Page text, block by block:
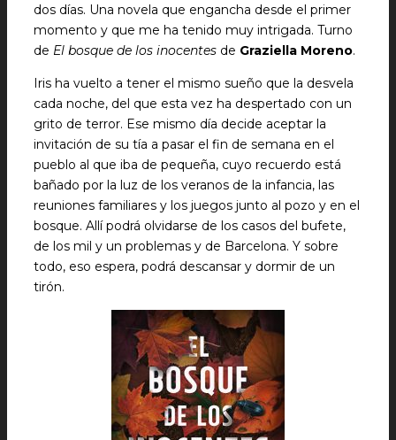
dos días. Una novela que engancha desde el primer
momento y que me ha tenido muy intrigada. Turno
de El bosque de los inocentes de Graziella Moreno.
Iris ha vuelto a tener el mismo sueño que la desvela
cada noche, del que esta vez ha despertado con un
grito de terror. Ese mismo día decide aceptar la
invitación de su tía a pasar el fin de semana en el
pueblo al que iba de pequeña, cuyo recuerdo está
bañado por la luz de los veranos de la infancia, las
reuniones familiares y los juegos junto al pozo y en el
bosque. Allí podrá olvidarse de los casos del bufete,
de los mil y un problemas y de Barcelona. Y sobre
todo, eso espera, podrá descansar y dormir de un
tirón.